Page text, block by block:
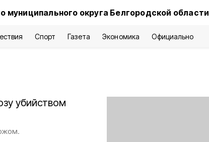
муниципального округа Белгородской области
Спорт Газета Экономика Официально
убийством